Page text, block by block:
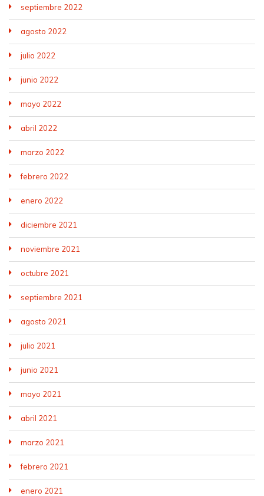
septiembre 2022
agosto 2022
julio 2022
junio 2022
mayo 2022
abril 2022
marzo 2022
febrero 2022
enero 2022
diciembre 2021
noviembre 2021
octubre 2021
septiembre 2021
agosto 2021
julio 2021
junio 2021
mayo 2021
abril 2021
marzo 2021
febrero 2021
enero 2021